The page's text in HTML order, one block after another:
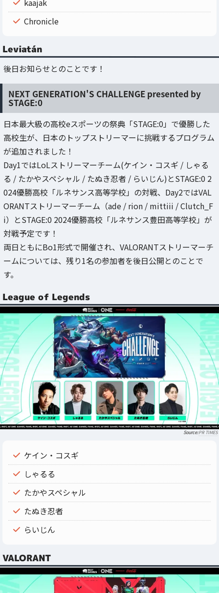
kaajak
Chronicle
Leviatán
後日お知らせとのことです！
NEXT GENERATION'S CHALLENGE presented by
STAGE:0
日本最大級の高校eスポーツの祭典「STAGE:0」で優勝した
高校生が、日本のトップストリーマーに挑戦するプログラム
が追加されました！
Day1ではLoLストリーマーチーム(ケイン・コスギ / しゃる
る / たかやスペシャル / たぬき忍者 / らいじん)とSTAGE:0 2
024優勝高校「ルネサンス高等学校」の対戦、Day2ではVAL
ORANTストリーマーチーム（ade / rion / mittiii / Clutch_F
i）とSTAGE:0 2024優勝高校「ルネサンス豊田高等学校」が
対戦予定です！
両日ともにBo1形式で開催され、VALORANTストリーマーチ
ームについては、残り1名の参加者を後日公開とのことで
す。
League of Legends
PR TIMES
ケイン・コスギ
しゃるる
たかやスペシャル
たぬき忍者
らいじん
VALORANT